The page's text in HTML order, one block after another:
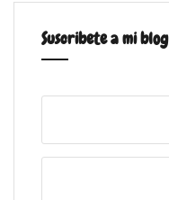
Suscribete a mi blog